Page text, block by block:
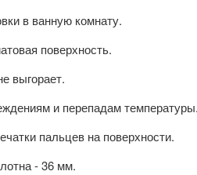
в ванную комнату.
поверхность.
выгорает.
и перепадам температуры.
пальцев на поверхности.
- 36 мм.